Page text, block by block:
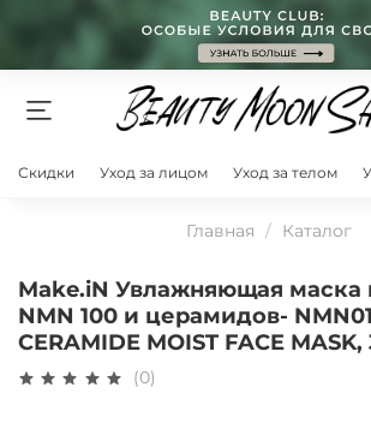
Скидки Уход за лицом Уход за телом
Главная Каталог
Make.iN Увлажняющая маска
NMN 100 и церамидов-
CERAMIDE MOIST FACE
(0)